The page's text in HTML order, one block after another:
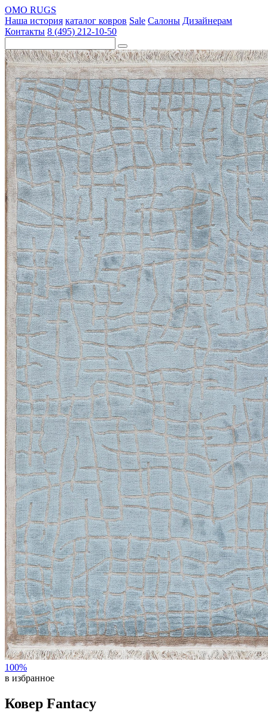
OMO RUGS
Наша история каталог ковров Sale Салоны Дизайнерам
Контакты 8 (495) 212-10-50
100%
в избранное
Ковер Fantacy